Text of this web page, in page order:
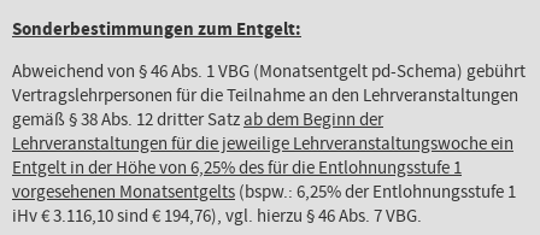
Sonderbestimmungen zum Entgelt:
Abweichend von § 46 Abs. 1 VBG (Monatsentgelt pd-Schema) gebührt
Vertragslehrpersonen für die Teilnahme an den Lehrveranstaltungen
gemäß § 38 Abs. 12 dritter Satzab dem Beginn der
Lehrveranstaltungen für die jeweilige Lehrveranstaltungswoche ein
Entgelt in der Höhe von 6,25% des für die Entlohnungsstufe 1
vorgesehenen Monatsentgelts (bspw.: 6,25% der Entlohnungsstufe 1
iHv € 3.116,10 sind € 194,76), vgl. hierzu § 46 Abs. 7 VBG.